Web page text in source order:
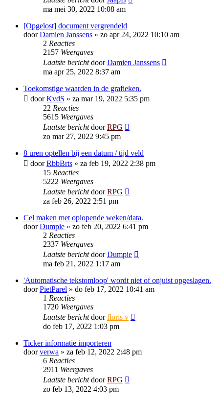
ma mei 30, 2022 10:08 am
[Opgelost] document vergrendeld
doorDamien Janssens » zo apr 24, 2022 10:10 am
2 Reacties
2157 Weergaves
Laatste berichtdoorDamien Janssens
ma apr 25, 2022 8:37 am
Toekomstige waarden in de grafieken.
doorKvdS » za mar 19, 2022 5:35 pm
22 Reacties
5615 Weergaves
Laatste berichtdoorRPG
zo mar 27, 2022 9:45 pm
8 uren optellen bij een datum / tijd veld
doorRbbBrts » za feb 19, 2022 2:38 pm
15 Reacties
5222 Weergaves
Laatste berichtdoorRPG
za feb 26, 2022 2:51 pm
Cel maken met oplopende weken/data.
doorDumpie » zo feb 20, 2022 6:41 pm
2 Reacties
2337 Weergaves
Laatste berichtdoorDumpie
ma feb 21, 2022 1:17 am
'Automatische tekstomloop' wordt niet of onjuist opgeslagen.
doorPietParel » do feb 17, 2022 10:41 am
1 Reacties
1720 Weergaves
Laatste berichtdoorfloris v
do feb 17, 2022 1:03 pm
Ticker informatie importeren
doorverwa » za feb 12, 2022 2:48 pm
6 Reacties
2911 Weergaves
Laatste berichtdoorRPG
zo feb 13, 2022 4:03 pm